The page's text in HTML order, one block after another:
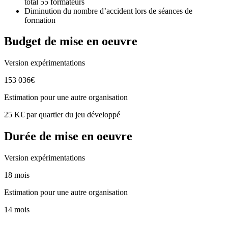
Diminution du nombre d’accident lors de séances de
formation
Budget de mise en oeuvre
Version expérimentations
153 036€
Estimation pour une autre organisation
25 K€ par quartier du jeu développé
Durée de mise en oeuvre
Version expérimentations
18 mois
Estimation pour une autre organisation
14 mois